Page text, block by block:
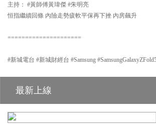
主持： #黃師傅黃瑋傑 #朱明亮
恒指繼續回條 內險走勢疲軟平保再下挫 內房飆升
=====================
#新城電台 #新城財經台 #Samsung
最新上線